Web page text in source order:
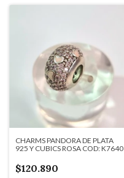
CHARMS PANDORA DE PLATA
925 Y CUBICS ROSA COD: K7640
$120.890